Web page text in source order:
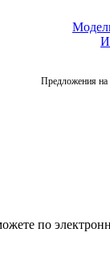
Предложения на
по